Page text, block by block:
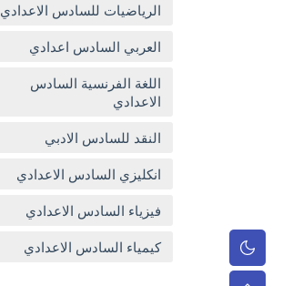
الرياضيات للسادس الاعدادي
العربي السادس اعدادي
اللغة الفرنسية السادس
الاعدادي
النقد للسادس الادبي
انكليزي السادس الاعدادي
فيزياء السادس الاعدادي
كيمياء السادس الاعدادي